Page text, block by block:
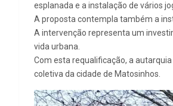
esplanada e a instalação de vários
A proposta contempla também a
A intervenção representa um
vida urbana.
Com esta requalificação, a
coletiva da cidade de Matosinhos.